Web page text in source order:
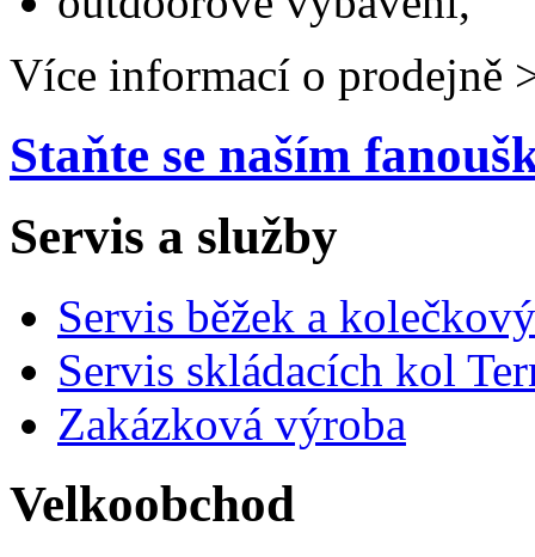
Více informací o prodejně
Staňte se naším
Servis a služby
Servis běžek a
Servis skládacích kol
Zakázková výroba
Velkoobchod